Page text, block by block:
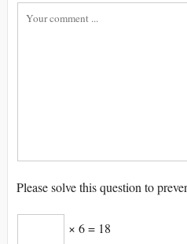
Please solve this question to
× 6 = 18